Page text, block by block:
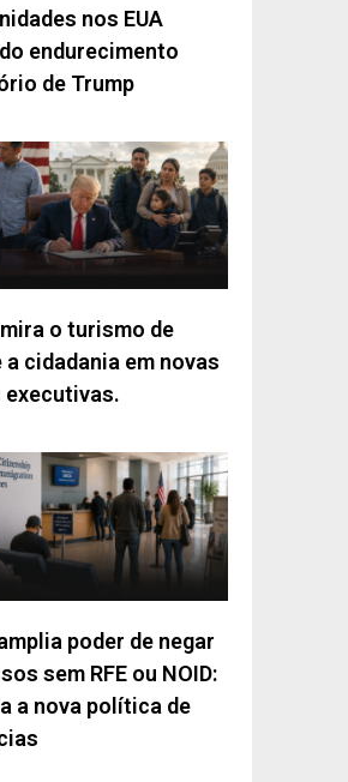
nos EUA
endurecimento
de Trump
o turismo de
a cidadania em novas
executivas.
poder de negar
sem RFE ou NOID:
a nova política de